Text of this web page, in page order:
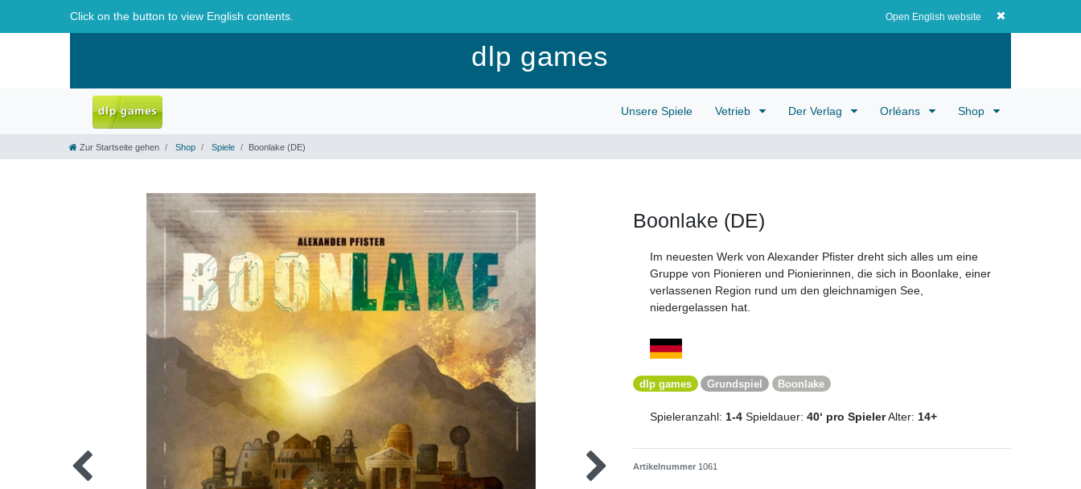
0,00 EUR
dlp games
Click on the button to view English contents. Open English website
Unsere Spiele Vetrieb Der Verlag Orléans Shop
Zur Startseite gehen Shop Spiele Boonlake (DE)
Boonlake (DE)
Im neuesten Werk von Alexander Pfister dreht sich alles um eine
Gruppe von Pionieren und Pionierinnen, die sich in Boonlake, einer
verlassenen Region rund um den gleichnamigen See,
niedergelassen hat.
dlp games Grundspiel Boonlake
Spieleranzahl: 1-4 Spieldauer: 40‘ pro SpielerAlter: 14+
Artikelnummer 1061